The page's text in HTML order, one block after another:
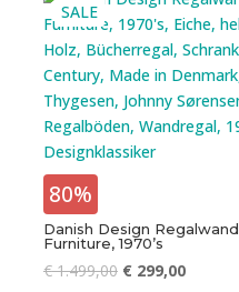
SALE
80%
Danish Design
Furniture, 1970’s
€1.499,00 €299,00